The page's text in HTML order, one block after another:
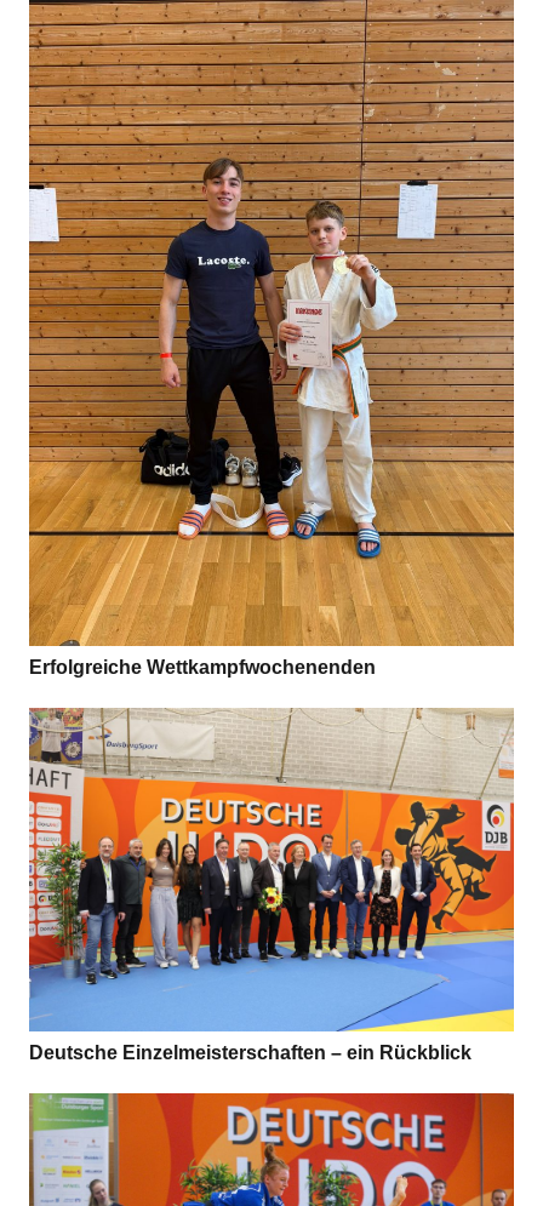
Erfolg­rei­che Wettkampfwochenenden
Deut­sche Ein­zel­meis­ter­schaf­ten – ein Rückblick